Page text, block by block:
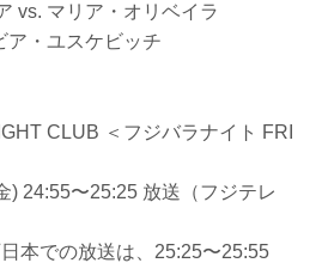
vs. マリア・オリベイラ
ア・ユスケビッチ
CLUB ＜フジバラナイト FRI
) 24:55〜25:25 放送（フジテレ
放送は、25:25〜25:55